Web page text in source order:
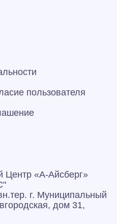
пользователя
«А‑Айсберг»
г. Муниципальный
дом 31,